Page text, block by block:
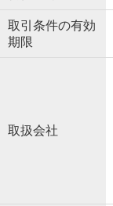
取引条件の有効
期限
取扱会社